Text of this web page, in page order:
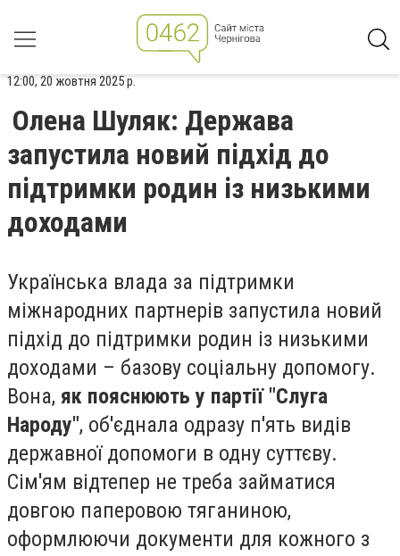
12:00, 20 жовтня 2025 р.
Олена Шуляк: Держава
запустила новий підхід до
підтримки родин із низькими
доходами
Українська влада за підтримки
міжнародних партнерів запустила новий
підхід до підтримки родин із низькими
доходами – базову соціальну допомогу.
Вона, як пояснюють у партії "Слуга
Народу", об'єднала одразу п'ять видів
державної допомоги в одну суттєву.
Сім'ям відтепер не треба займатися
довгою паперовою тяганиною,
оформлюючи документи для кожного з